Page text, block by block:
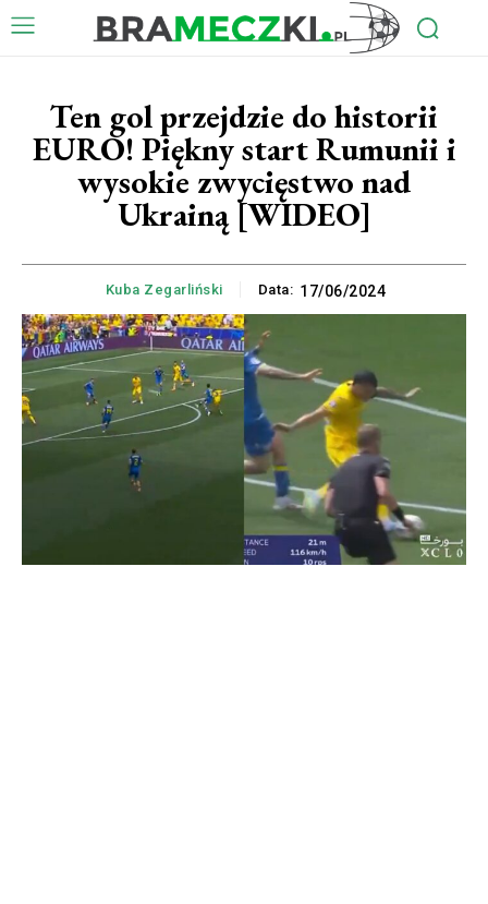
Ten gol przejdzie do historii
EURO! Piękny start Rumunii i
wysokie zwycięstwo nad
Ukrainą [WIDEO]
Kuba Zegarliński Data: 17/06/2024